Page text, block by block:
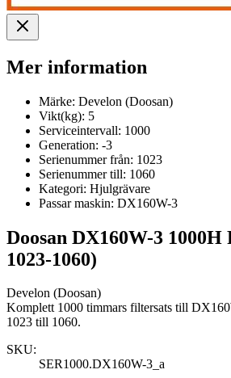
Mer information
Märke: Develon (Doosan)
Vikt(kg): 5
Serviceintervall: 1000
Generation: -3
Serienummer från: 1023
Serienummer till: 1060
Kategori: Hjulgrävare
Passar maskin: DX160W-3
Doosan DX160W-3
1023-1060)
Develon (Doosan)
Komplett 1000 timmars filtersats till
1023 till 1060.
SKU:
SER1000.DX160W-3_a